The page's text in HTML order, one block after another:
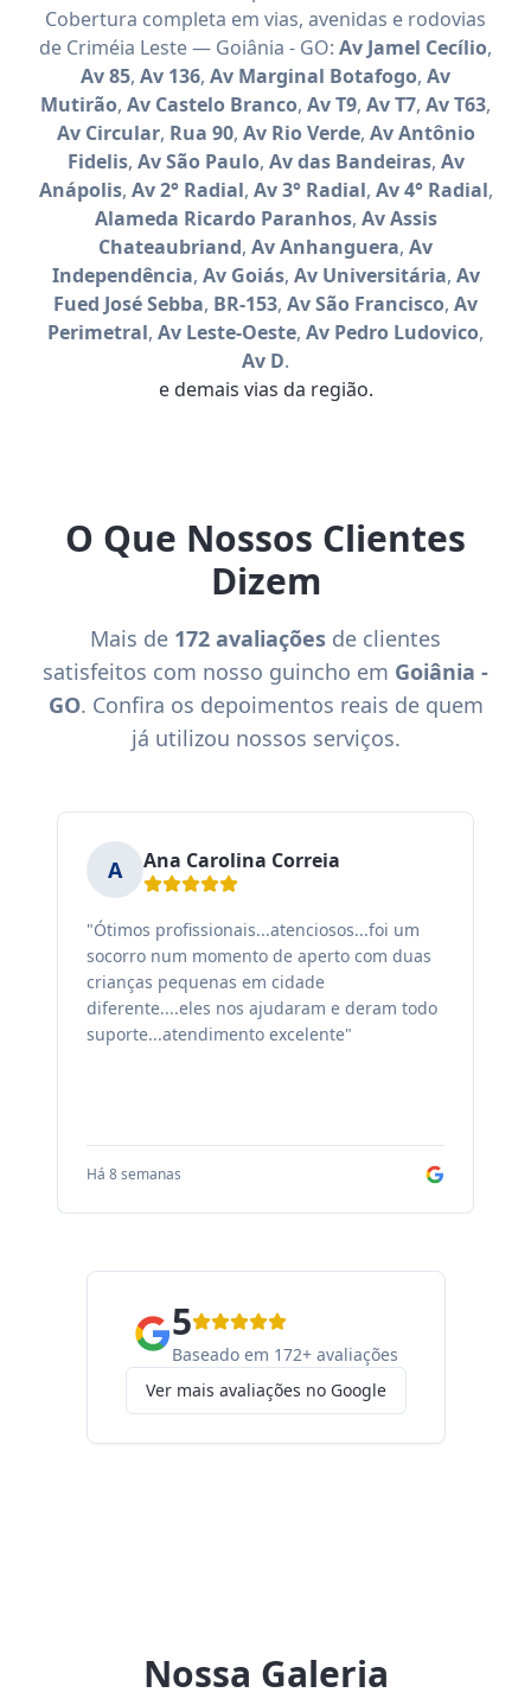
Cobertura completa em vias, avenidas e rodovias
de Criméia Leste — Goiânia - GO: Av Jamel Cecílio,
Av 85, Av 136, Av Marginal Botafogo, Av
Mutirão, Av Castelo Branco, Av T9, Av T7, Av T63,
Av Circular, Rua 90, Av Rio Verde, Av Antônio
Fidelis, Av São Paulo, Av das Bandeiras, Av
Anápolis, Av 2° Radial, Av 3° Radial, Av 4° Radial,
Alameda Ricardo Paranhos, Av Assis
Chateaubriand, Av Anhanguera, Av
Independência, Av Goiás, Av Universitária, Av
Fued José Sebba, BR-153, Av São Francisco, Av
Perimetral, Av Leste-Oeste, Av Pedro Ludovico,
Av D.
e demais vias da região.
O Que Nossos Clientes
Dizem
Mais de 172 avaliações de clientes
satisfeitos com nosso guincho em Goiânia -
GO. Confira os depoimentos reais de quem
já utilizou nossos serviços.
A Ana Carolina Correia
"Ótimos profissionais...atenciosos...foi um
socorro num momento de aperto com duas
crianças pequenas em cidade
diferente....eles nos ajudaram e deram todo
suporte...atendimento excelente"
Há 8 semanas
5
Baseado em 172+ avaliações
Ver mais avaliações no Google
Nossa Galeria